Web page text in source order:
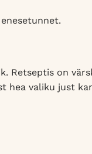
Retseptis on
hea valiku just